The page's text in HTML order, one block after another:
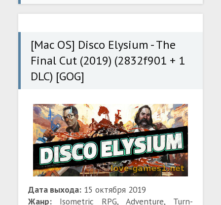
для Mac OS
[Mac OS] Disco Elysium - The
Final Cut (2019) (2832f901 + 1
DLC) [GOG]
Дата выхода: 15 октября 2019
Жанр: Isometric RPG, Adventure, Turn-